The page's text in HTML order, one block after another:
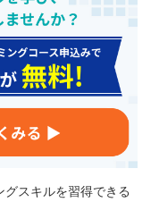
スキルを習得できる